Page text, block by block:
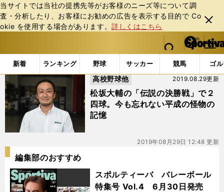
当サイトでは当社の提携先等がお客様のニーズ等について調
査・分析したり、お客様にお勧めの広告を表⽰する⽬的で Co
okie を使⽤する場合があります。詳しくはこちら
閉じ
る
web Sportiva (webスポルティーバ)
検索
マイペ
ー
ジ
メニュ
新着 ランキング 野球 サッカー 競馬 ゴ
b
ス
ル
テ
ィ
バ
「#古岡基紀」の最新ニュース・ 情報
松坂大輔の「伝説の決勝戦」で２
四球。今も忘れない平成の怪物の
記憶
2019.08.29更新
高校野球他
2019年08月29日 12:48 更新
編集部のおすすめ
スポルティーバ バレーボール
特集号 Vol.4 6月30日発売